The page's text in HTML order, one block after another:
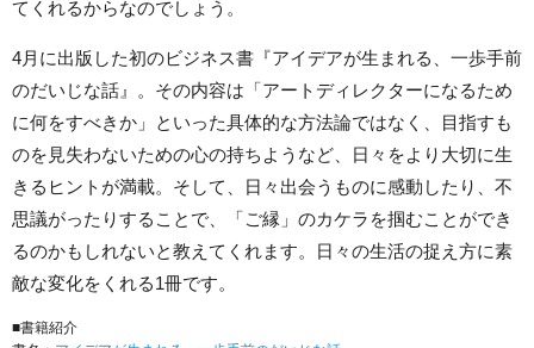
てくれるからなのでしょう。
4月に出版した初のビジネス書『アイデアが生まれる、一歩手前
のだいじな話』。その内容は「アートディレクターになるため
に何をすべきか」といった具体的な方法論ではなく、目指すも
のを見失わないための心の持ちようなど、日々をより大切に生
きるヒントが満載。そして、日々出会うものに感動したり、不
思議がったりすることで、「ご縁」のカケラを掴むことができ
るのかもしれないと教えてくれます。日々の生活の捉え方に素
敵な変化をくれる1冊です。
■書籍紹介